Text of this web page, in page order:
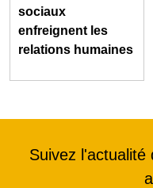
sociaux
enfreignent les
relations humaines
Suivez